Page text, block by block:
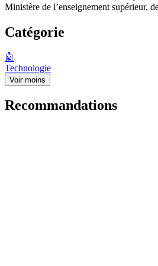
Ministère de l’enseignement supérieur,
Catégorie
🤖
Technologie
Voir moins
Recommandations